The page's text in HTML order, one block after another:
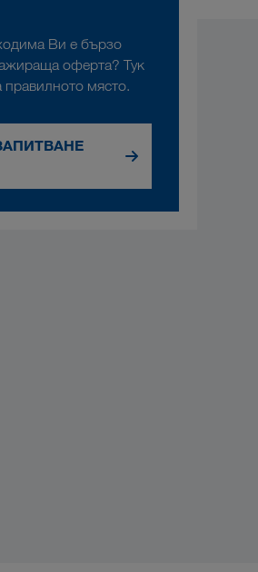
Ви е бързо
оферта? Тук
правилното място.